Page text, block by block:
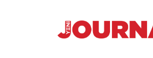
GÜNDEM
Nöbetçi Eczaneler